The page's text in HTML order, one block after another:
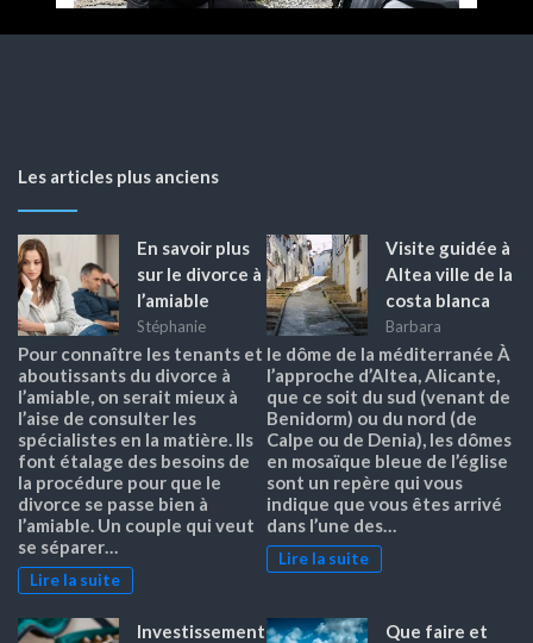
Les articles plus anciens
En savoir plus
sur le divorce à
l’amiable
Stéphanie
Pour connaître les tenants et
aboutissants du divorce à
l’amiable, on serait mieux à
l’aise de consulter les
spécialistes en la matière. Ils
font étalage des besoins de
la procédure pour que le
divorce se passe bien à
l’amiable. Un couple qui veut
se séparer…
Lire la suite
Visite guidée à
Altea ville de la
costa blanca
Barbara
le dôme de la méditerranée À
l’approche d’Altea, Alicante,
que ce soit du sud (venant de
Benidorm) ou du nord (de
Calpe ou de Denia), les dômes
en mosaïque bleue de l’église
sont un repère qui vous
indique que vous êtes arrivé
dans l’une des…
Lire la suite
Investissement
Que faire et